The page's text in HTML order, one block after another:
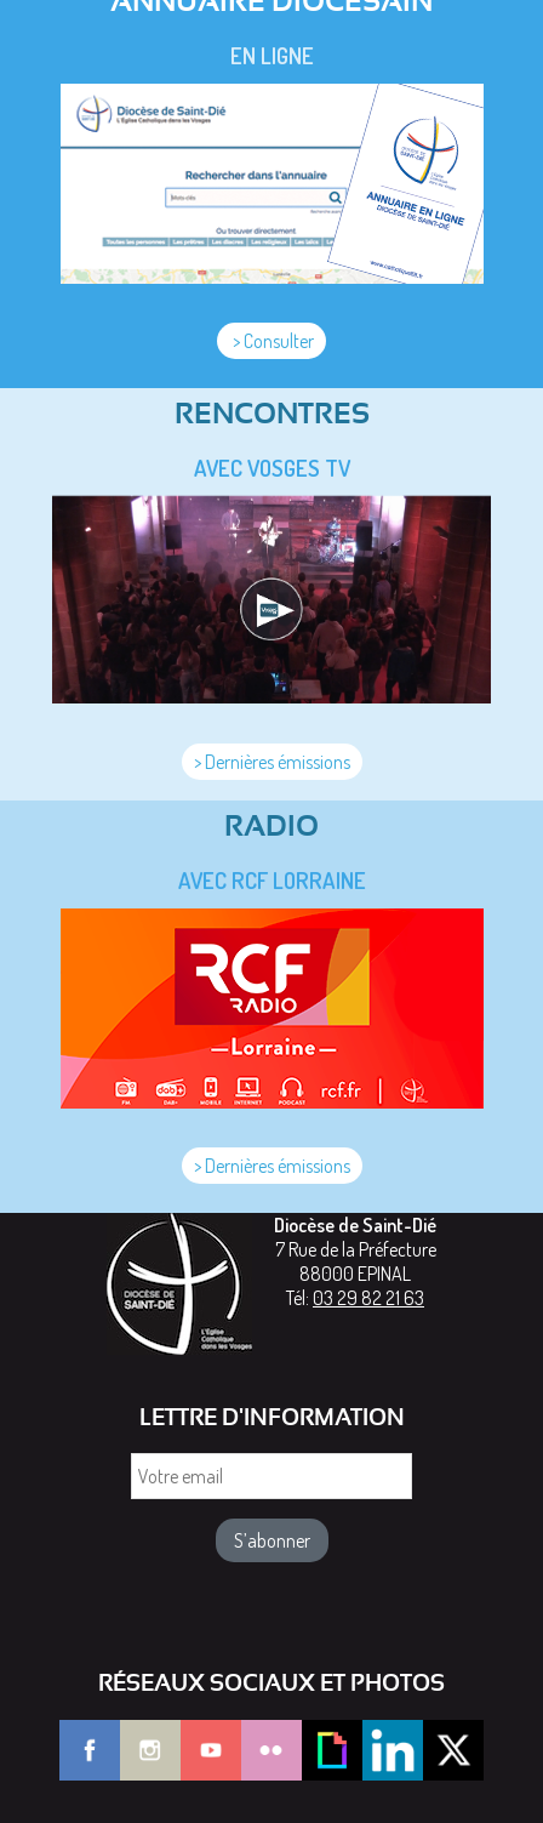
EN LIGNE
> Consulter
RENCONTRES
AVEC VOSGES TV
> Dernières émissions
RADIO
AVEC RCF LORRAINE
> Dernières émissions
Diocèse de Saint-Dié
7 Rue de la Préfecture
88000 EPINAL
Tél: 03 29 82 21 63
LETTRE D'INFORMATION
RÉSEAUX SOCIAUX ET PHOTOS